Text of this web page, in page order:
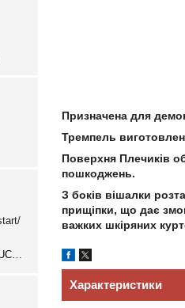
Призначена для
Тремпель
Поверхня Плечиків
пошкоджень.
З боків вішалки
прищіпки, що дає
важких шкіряних
Характеристики